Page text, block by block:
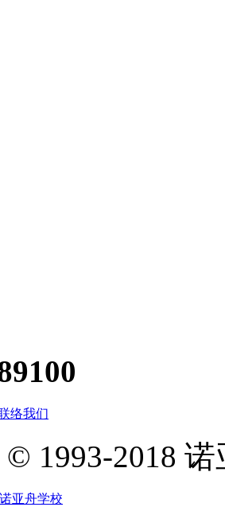
络我们
1993-2018
诺亚舟学校